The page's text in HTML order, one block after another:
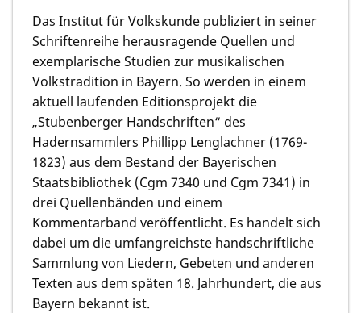
Das Institut für Volkskunde publiziert in seiner
Schriftenreihe herausragende Quellen und
exemplarische Studien zur musikalischen
Volkstradition in Bayern. So werden in einem
aktuell laufenden Editionsprojekt die
„Stubenberger Handschriften“ des
Hadernsammlers Phillipp Lenglachner (1769-
1823) aus dem Bestand der Bayerischen
Staatsbibliothek (Cgm 7340 und Cgm 7341) in
drei Quellenbänden und einem
Kommentarband veröffentlicht. Es handelt sich
dabei um die umfangreichste handschriftliche
Sammlung von Liedern, Gebeten und anderen
Texten aus dem späten 18. Jahrhundert, die aus
Bayern bekannt ist.